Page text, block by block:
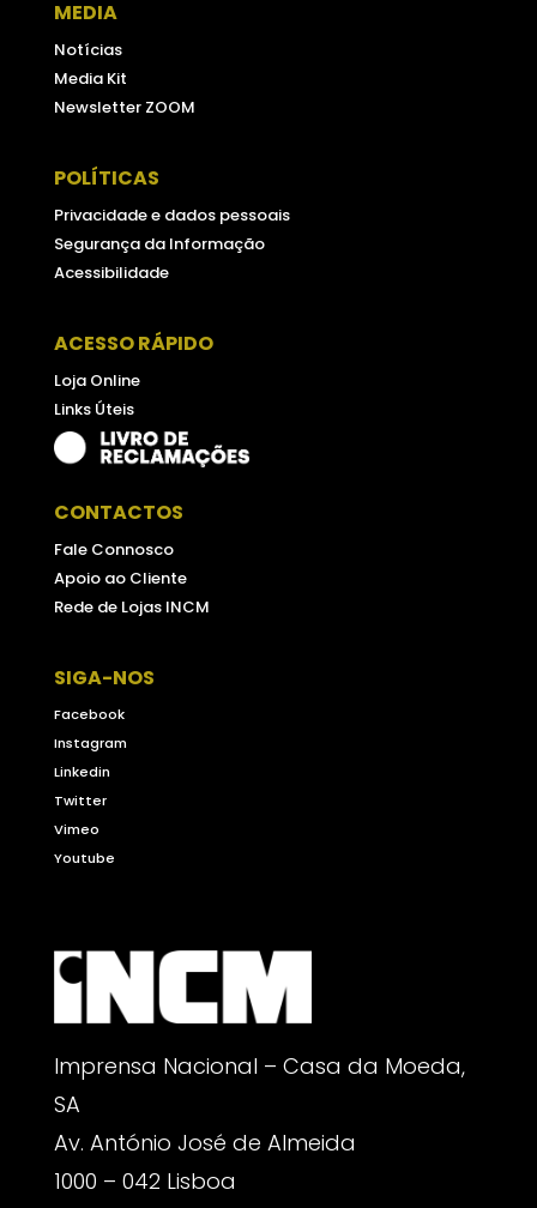
MEDIA
Notícias
Media Kit
Newsletter ZOOM
POLÍTICAS
Privacidade e dados pessoais
Segurança da Informação
Acessibilidade
ACESSO RÁPIDO
Loja Online
Links Úteis
CONTACTOS
Fale Connosco
Apoio ao Cliente
Rede de Lojas INCM
SIGA-NOS
Facebook
Instagram
Linkedin
Twitter
Vimeo
Youtube
Imprensa Nacional – Casa da Moeda,
SA
Av. António José de Almeida
1000 – 042 Lisboa